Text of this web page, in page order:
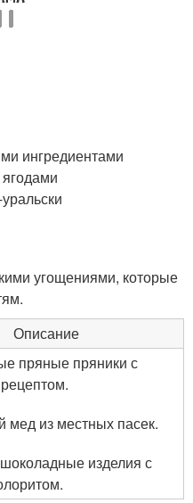
ингредиентами
угощениями, которые
Описание
пряные пряники с
мед из местных пасек.
изделия с